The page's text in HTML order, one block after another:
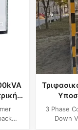
3 Phase
Down